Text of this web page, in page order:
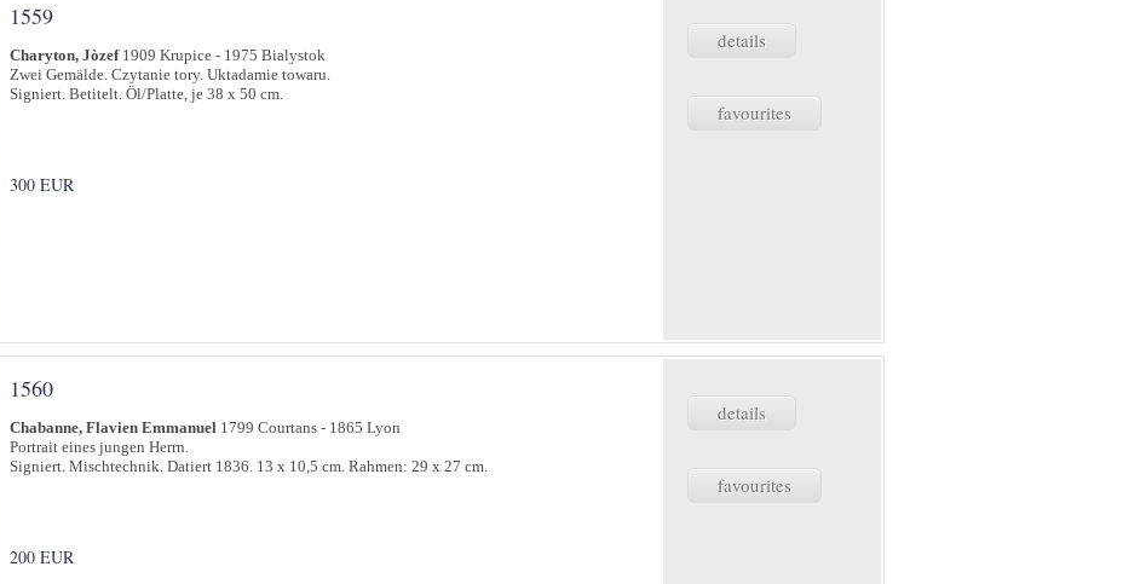
1559
Charyton, Jòzef1909 Krupice - 1975 Bialystok
Zwei Gemälde. Czytanie tory. Uktadamie towaru.
Signiert. Betitelt. Öl/Platte, je 38 x 50 cm.
300 EUR
details
favourites
1560
Chabanne, Flavien Emmanuel 1799 Courtans - 1865 Lyon
Portrait eines jungen Herrn.
Signiert. Mischtechnik. Datiert 1836. 13 x 10,5 cm. Rahmen: 29 x 27 cm.
200 EUR
details
favourites